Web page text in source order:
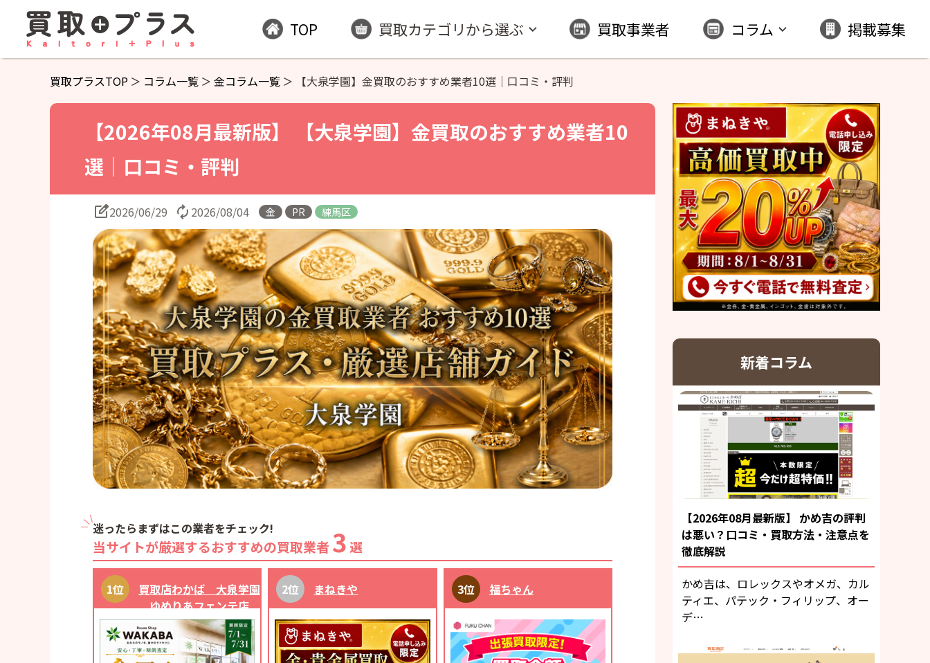
TOP 買取カテゴリから選ぶ 買取事業者 コラム 掲載募集
買取プラスTOP コラム一覧 金コラム一覧 【大泉学園】金買取のおすすめ業者10選｜口コミ・評判
【2026年08月最新版】 【大泉学園】金買取のおすすめ業者10
選｜口コミ・評判
2026/06/29 2026/08/04 金 PR 練馬区
迷ったらまずはこの業者をチェック!
当サイトが厳選するおすすめの買取業者 3 選
買取店わかば 大泉学園
ゆめりあフェンテ店
まねきや 福ちゃん
新着コラム
【2026年08月最新版】 かめ吉の評判
は悪い？口コミ・買取方法・注意点を
徹底解説
かめ吉は、ロレックスやオメガ、カル
ティエ、パテック・フィリップ、オー
デ…